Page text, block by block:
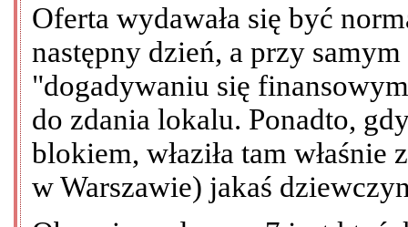
Oferta wydawała się być
następny dzień, a przy
"dogadywaniu się
do zdania lokalu. Ponadto,
blokiem, właziła tam właśnie
w Warszawie) jakaś